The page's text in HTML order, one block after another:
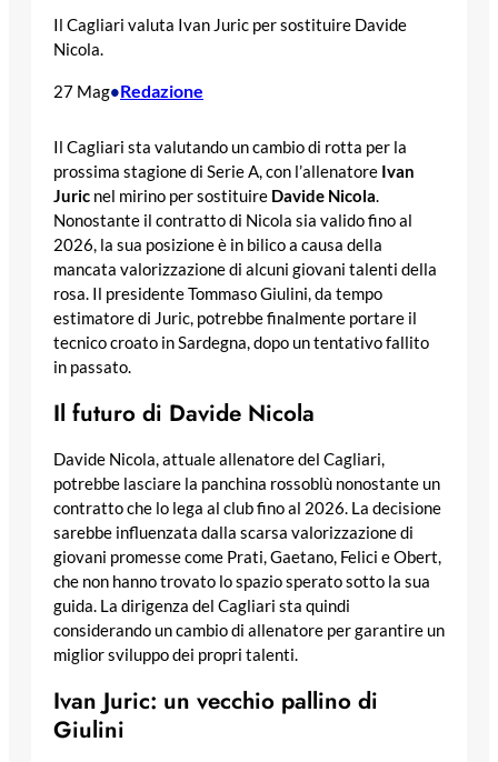
Il Cagliari valuta Ivan Juric per sostituire Davide
Nicola.
27 Mag•Redazione
Il Cagliari sta valutando un cambio di rotta per la
prossima stagione di Serie A, con l’allenatore Ivan
Juric nel mirino per sostituire Davide Nicola.
Nonostante il contratto di Nicola sia valido fino al
2026, la sua posizione è in bilico a causa della
mancata valorizzazione di alcuni giovani talenti della
rosa. Il presidente Tommaso Giulini, da tempo
estimatore di Juric, potrebbe finalmente portare il
tecnico croato in Sardegna, dopo un tentativo fallito
in passato.
Il futuro di Davide Nicola
Davide Nicola, attuale allenatore del Cagliari,
potrebbe lasciare la panchina rossoblù nonostante un
contratto che lo lega al club fino al 2026. La decisione
sarebbe influenzata dalla scarsa valorizzazione di
giovani promesse come Prati, Gaetano, Felici e Obert,
che non hanno trovato lo spazio sperato sotto la sua
guida. La dirigenza del Cagliari sta quindi
considerando un cambio di allenatore per garantire un
miglior sviluppo dei propri talenti.
Ivan Juric: un vecchio pallino di
Giulini